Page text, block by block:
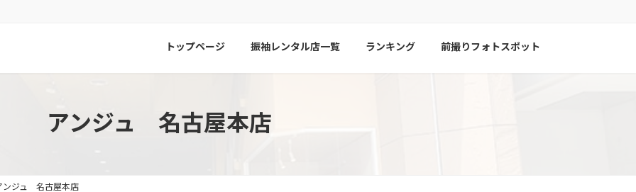
トップページ 振袖レンタル店一覧 ランキング 前撮りフォトスポット
アンジュ 名古屋本店
ンジュ 名古屋本店